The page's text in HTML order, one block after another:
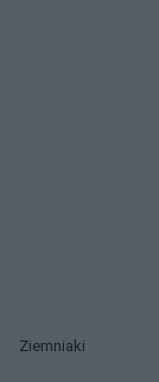
Ziemniaki